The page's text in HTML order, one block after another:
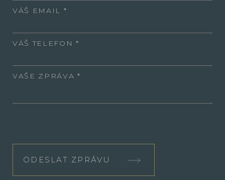
VÁŠ EMAIL
VÁŠ TELEFON
VAŠE ZPRÁVA
ODESLAT ZPRÁVU